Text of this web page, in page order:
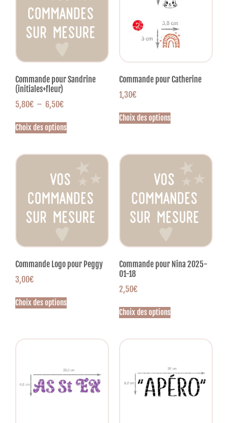
Commande pour Sandrine
(initiales+fleur)
5,80€ – 6,50€
Choix des options
Commande pour Catherine
1,30€
Choix des options
Commande Logo pour Peggy
3,00€
Choix des options
Commande pour Nina 2025-
01-18
2,50€
Choix des options